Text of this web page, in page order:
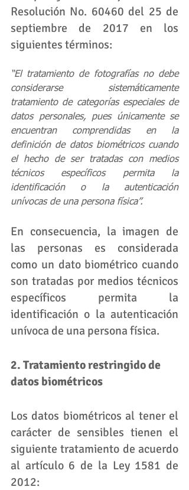
Resolución No. 60460 del 25 de
septiembre de 2017 en los
siguientes términos:
“El tratamiento de fotografías no debe
considerarse sistemáticamente
tratamiento de categorías especiales de
datos personales, pues únicamente se
encuentran comprendidas en la
definición de datos biométricos cuando
el hecho de ser tratadas con medios
técnicos específicos permita la
identificación o la autenticación
unívocas de una persona física”.
En consecuencia, la imagen de
las personas es considerada
como un dato biométrico cuando
son tratadas por medios técnicos
específicos permita la
identificación o la autenticación
unívoca de una persona física.
2. Tratamiento restringido de
datos biométricos
Los datos biométricos al tener el
carácter de sensibles tienen el
siguiente tratamiento de acuerdo
al artículo 6 de la Ley 1581 de
2012: